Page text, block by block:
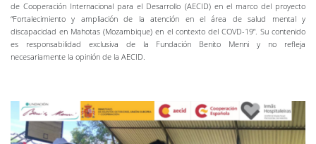
de Cooperación Internacional para el Desarrollo (AECID) en el marco del proyecto
“Fortalecimiento y ampliación de la atención en el área de salud mental y
discapacidad en Mahotas (Mozambique) en el contexto del COVD-19”. Su contenido
es responsabilidad exclusiva de la Fundación Benito Menni y no refleja
necesariamente la opinión de la AECID.